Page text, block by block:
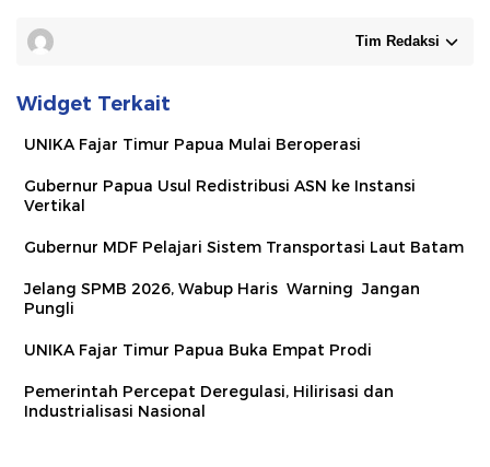
Tim Redaksi
Widget Terkait
UNIKA Fajar Timur Papua Mulai Beroperasi
Gubernur Papua Usul Redistribusi ASN ke Instansi
Vertikal
Gubernur MDF Pelajari Sistem Transportasi Laut Batam
Jelang SPMB 2026, Wabup Haris Warning Jangan
Pungli
UNIKA Fajar Timur Papua Buka Empat Prodi
Pemerintah Percepat Deregulasi, Hilirisasi dan
Industrialisasi Nasional